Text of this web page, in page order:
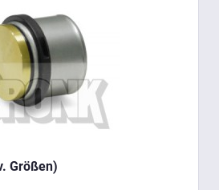
Größen)